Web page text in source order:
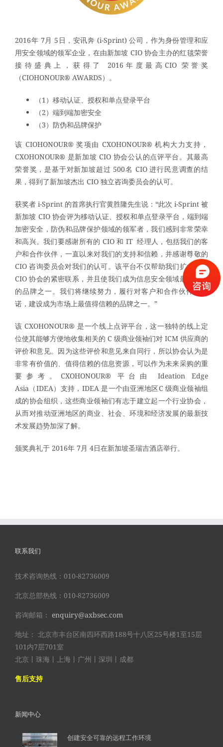
2016年 7月 5日，安讯奔 (i-Sprint) 公司，作为身份管理和应
用安全领域的领军企业，在由新加坡 CIO 协会主办的红毯荣誉
接待盛典上，获得了 2016年度最高CIO 荣誉奖
（CIOHONOUR® AWARDS）。
（1）移动认证、授权和单点登录平台
（2）端到端加密安全
（3）防伪和品牌保护
该 CIOHONOUR® 奖项由 CXOHONOUR® 机构大力支持，
CXOHONOUR® 是新加坡 CIO 协会公认的点评平台。其最高
荣誉奖，是基于对新加坡超过 500名 CIO 进行民意调查的结
果，得到了新加坡杰出 CIO 独立咨询委员会的认可。
获奖者 i-Sprint 的首席执行官黄胜隆先生说：“此次 i-Sprint 被
新加坡 CIO 协会评为移动认证、授权和单点登录平台，端到端
加密安全，防伪和品牌保护领域的领军者，我们感到非常荣幸
和高兴。我们要感谢所有的 CIO 和 IT 经理人，包括我们的客
户和合作伙伴，一直以来对我们的支持和信赖，并感谢尊敬的
CIO 咨询委员会对我们的认可。该平台不仅帮助我们扩大了与
CIO 协会的紧密联系，并且使我们成为信息安全领域最受关注
的品牌之一。我们将继续努力，履行对客户和合作伙伴的承
诺，建设成为市场上最值得信赖的品牌之一。”
该 CXOHONOUR® 是一个线上点评平台，这一独特的线上定
位使其能够方便地收集相关的 C 级商业领袖们对 ICM 供应商的
评价和意见。因为这些评价和意见来自同行，所以协会认为是
非常有价值的、值得信赖的信息资源，可以作为未来采购的重
要参考。CXOHONOUR® 平台由 Ideation Edge
Asia（IDEA）支持，IDEA 是一个由亚洲地区C 级商业领袖组
成的协会组织，这些商业领袖们有志于建立起一个行业协会，
从而对推动亚洲地区的商业、社会、环境和经济发展的最新技
术发展趋势加深了解。
颁奖典礼于 2016年 7月 4日在新加坡圣瑞吉酒店举行。
联系我们
技术咨询热线：010-82736009
北京总部热线：010-82736009
咨询邮箱： enquiry@axbsec.com
地址： 北京市丰台区南四环西路188号十八区25号楼1至15层
101内7层701室
北京丨珠海丨上海丨广州丨深圳丨成都
售后支持
新闻中心
创建安全可靠的远程工作环境